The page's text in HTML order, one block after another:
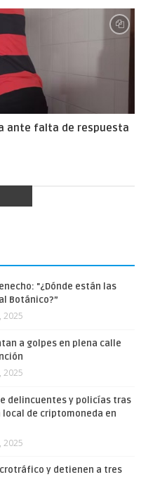
ante falta de respuesta
"¿Dónde están las
Botánico?”
2025
a golpes en plena calle
2025
delincuentes y policías tras
de criptomoneda en
2025
y detienen a tres